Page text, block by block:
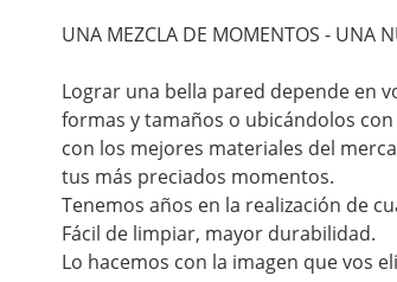
UNA MEZCLA DE MOMENTOS - UNA
Lograr una bella pared depende en
formas y tamaños o ubicándolos
con los mejores materiales del
tus más preciados momentos.
Tenemos años en la realización de
Fácil de limpiar, mayor durabilidad.
Lo hacemos con la imagen que vos